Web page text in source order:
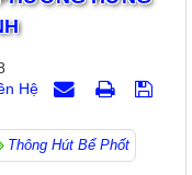
Hệ
Thông Hút Bể Phốt